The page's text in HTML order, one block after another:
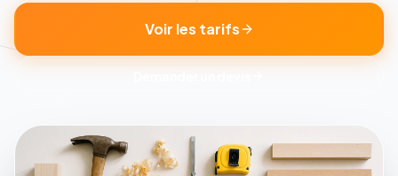
Voir les tarifs